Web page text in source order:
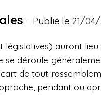
– Publié le 21/
auront
se déroule
de tout
pendant ou